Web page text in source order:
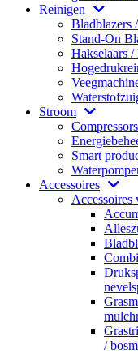
Reinigen
Bladblazers
Stand-On
Hakselaars /
Stroom
Compressors
Smart
Accessoires
/